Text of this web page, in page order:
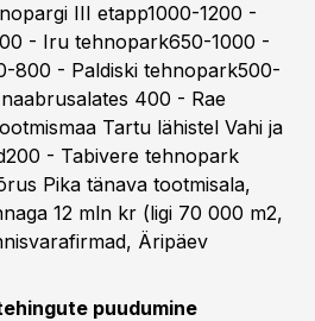
III etapp1000-1200 -
- Iru tehnopark650-1000 -
800 - Paldiski tehnopark500-
400 - Rae
Tartu lähistel Vahi ja
- Tabivere tehnopark
Pika tänava tootmisala,
12 mln kr (ligi 70 000 m2,
Äripäev
puudumine